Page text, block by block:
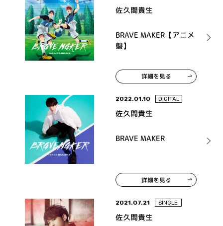
佐久間貴生
BRAVE MAKER【アニメ
盤】
詳細を見る
2022.01.10 DIGITAL
佐久間貴生
BRAVE MAKER
詳細を見る
2021.07.21 SINGLE
佐久間貴生